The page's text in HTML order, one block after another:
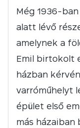
Még 1936-
alatt lévő
amelynek a
Emil birtokolt
házban
varróműhelyt
épület első
más